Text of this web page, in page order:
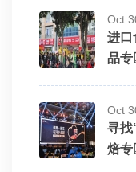
Oct
进口
品专
Oct
寻找
焙专